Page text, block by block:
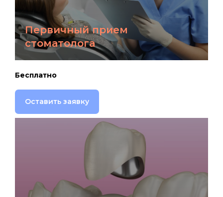
Первичный прием
стоматолога
Бесплатно
Оставить заявку